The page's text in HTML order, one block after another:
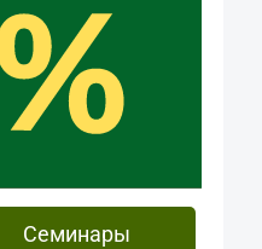
Семинары